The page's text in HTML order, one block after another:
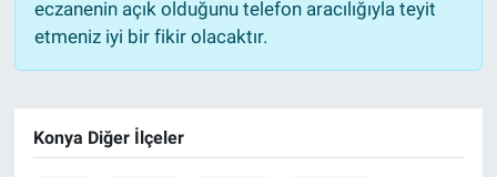
eczanenin açık olduğunu telefon aracılığıyla teyit
etmeniz iyi bir fikir olacaktır.
Konya Diğer İlçeler